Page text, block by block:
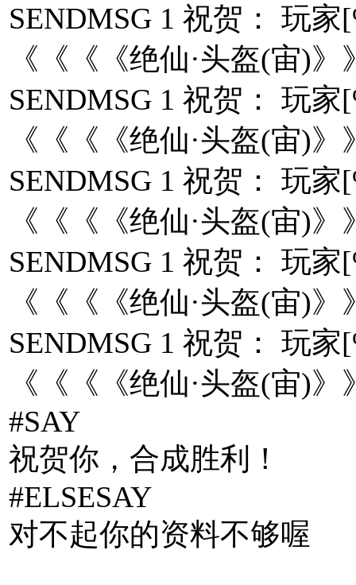
SENDMSG 1 祝贺： 玩
《《《《绝仙·头盔(宙)
SENDMSG 1 祝贺： 玩
《《《《绝仙·头盔(宙)
SENDMSG 1 祝贺： 玩
《《《《绝仙·头盔(宙)
SENDMSG 1 祝贺： 玩
《《《《绝仙·头盔(宙)
SENDMSG 1 祝贺： 玩
《《《《绝仙·头盔(宙)
#SAY
祝贺你，合成胜利！
#ELSESAY
对不起你的资料不够喔